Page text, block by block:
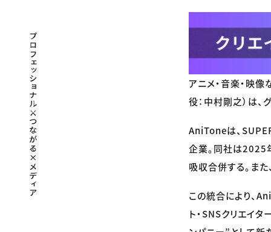
アニメ・音楽・映
役：中村剛之）は
AniToneは、
企業。同社は2025
吸収合併する。ま
この統合により、
ト・SNSクリエイ